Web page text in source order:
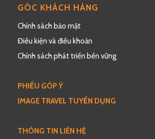
GÓC KHÁCH HÀNG
Chính sách bảo mật
Điều kiện và điều khoản
Chính sách phát triển bền vững
PHIẾU GÓP Ý
IMAGE TRAVEL TUYỂN DỤNG
THÔNG TIN LIÊN HỆ